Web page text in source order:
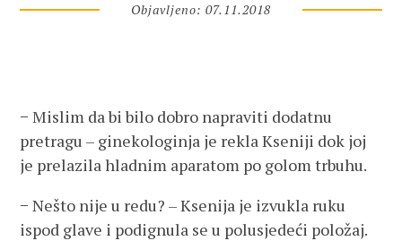
Objavljeno: 07.11.2018
− Mislim da bi bilo dobro napraviti dodatnu
pretragu – ginekologinja je rekla Kseniji dok joj
je prelazila hladnim aparatom po golom trbuhu.
− Nešto nije u redu? – Ksenija je izvukla ruku
ispod glave i podignula se u polusjedeći položaj.